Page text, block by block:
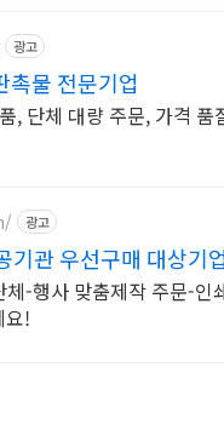
광고
촉물 전문기업
, 단체 대량 주문, 가격
광고
기관 우선구매 대상기업
-행사 맞춤제작 주문-인
요!